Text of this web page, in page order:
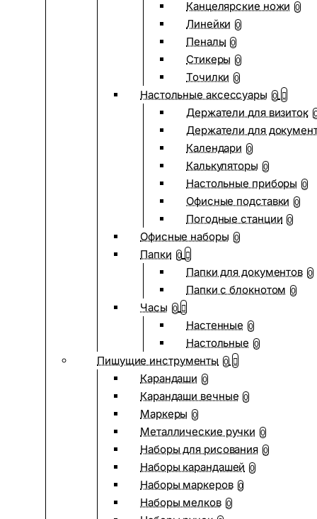
Канцелярские ножи 0
Линейки 0
Пеналы 0
Стикеры 0
Точилки 0
Настольные аксессуары 0
Держатели для визиток
Держатели для
Календари 0
Калькуляторы 0
Настольные приборы 0
Офисные подставки 0
Погодные станции 0
Офисные наборы 0
Папки 0
Папки для документов 0
Папки с блокнотом 0
Часы 0
Настенные 0
Настольные 0
Пишущие инструменты 0
Карандаши 0
Карандаши вечные 0
Маркеры 0
Металлические ручки 0
Наборы для рисования 0
Наборы карандашей 0
Наборы маркеров 0
Наборы мелков 0